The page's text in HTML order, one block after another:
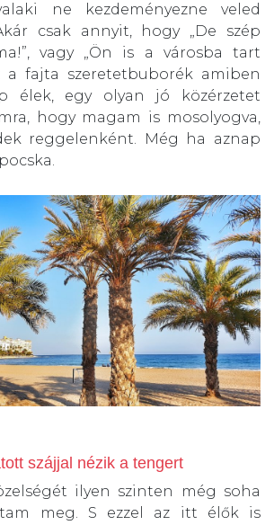
ne kezdeményezne veled
csak annyit, hogy „De szép
vagy „Ön is a városba tart
a fajta szeretetbuborék amiben
élek, egy olyan jó közérzetet
hogy magam is mosolyogva,
reggelenként. Még ha aznap
szájjal nézik a tengert
ilyen szinten még soha
meg. S ezzel az itt élők is